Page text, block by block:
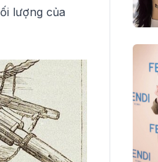
lượng của